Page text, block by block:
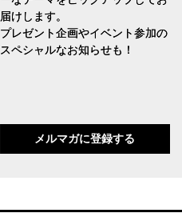
届けします。
プレゼント企画やイベント参加の
スペシャルなお知らせも！
メルマガに登録する